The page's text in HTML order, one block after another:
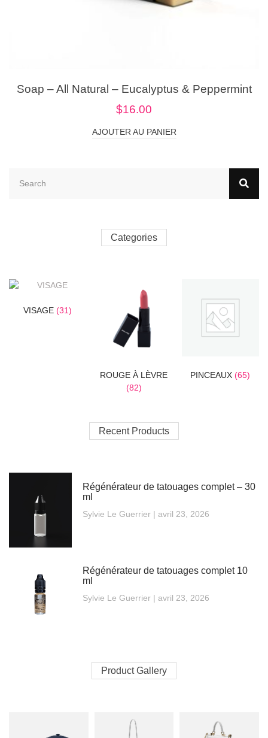
Soap – All Natural – Eucalyptus & Peppermint
$16.00
AJOUTER AU PANIER
Categories
VISAGE(31)
ROUGE À LÈVRE
(82)
PINCEAUX(65)
Recent Products
Régénérateur de tatouages complet – 30
ml
Sylvie Le Guerrier avril 23, 2026
Régénérateur de tatouages complet 10
ml
Sylvie Le Guerrier avril 23, 2026
Product Gallery